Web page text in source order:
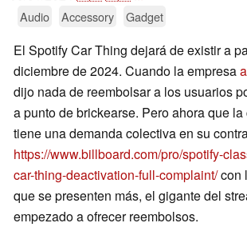
Audio Accessory Gadget
El Spotify Car Thing dejará de existir a
diciembre de 2024. Cuando la empresa
dijo nada de reembolsar a los usuarios
a punto de brickearse. Pero ahora que
tiene una demanda colectiva en su
https://www.billboard.com/pro/spotify-
car-thing-deactivation-full-complaint/con
que se presenten más, el gigante del
empezado a ofrecer reembolsos.